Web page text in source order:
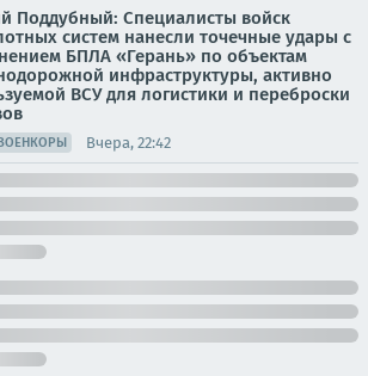
Поддубный: Специалисты войск
систем нанесли точечные удары с
БПЛА «Герань» по объектам
инфраструктуры, активно
ВСУ для логистики и переброски
Вчера, 22:42